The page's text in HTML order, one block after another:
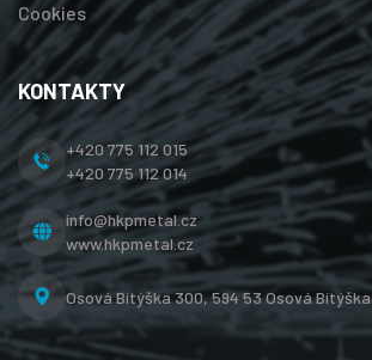
Cookies
KONTAKTY
+420 775 112 015
+420 775 112 014
info@hkpmetal.cz
www.hkpmetal.cz
Osová Bítýška 300,594 53 Osová Bítýška